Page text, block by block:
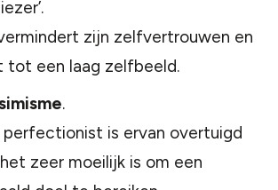
zijn zelfvertrouwen en
tot een laag zelfbeeld.
.
perfectionist is ervan overtuigd
zeer moeilijk is om een